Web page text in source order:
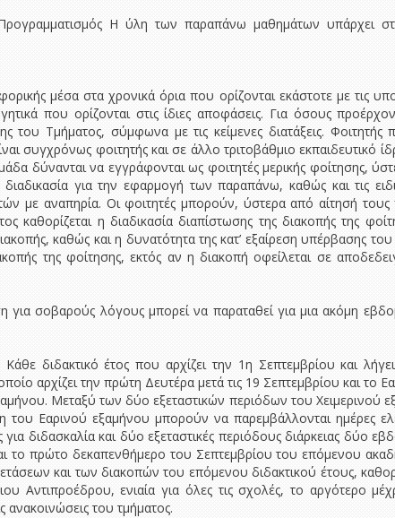
Η ύλη των παραπάνω μαθημάτων υπάρχει
μέσα στα χρονικά όρια που ορίζονται εκάστοτε με τις
που ορίζονται στις ίδιες αποφάσεις. Για όσους
του Τμήματος, σύμφωνα με τις κείμενες διατάξεις. Φοιτητής
συγχρόνως φοιτητής και σε άλλο τριτοβάθμιο εκπαιδευτικό
δύνανται να εγγράφονται ως φοιτητές μερικής φοίτησης,
για την εφαρμογή των παραπάνω, καθώς και τις
με αναπηρία. Οι φοιτητές μπορούν, ύστερα από αίτησή τους
η διαδικασία διαπίστωσης της διακοπής της
καθώς και η δυνατότητα της κατ’ εξαίρεση υπέρβασης
της φοίτησης, εκτός αν η διακοπή οφείλεται σε
για σοβαρούς λόγους μπορεί να παραταθεί για μια ακόμη
διδακτικό έτος που αρχίζει την 1η Σεπτεμβρίου και
αρχίζει την πρώτη Δευτέρα μετά τις 19 Σεπτεμβρίου και το
Μεταξύ των δύο εξεταστικών περιόδων του Χειμερινού
του Εαρινού εξαμήνου μπορούν να παρεμβάλλονται ημέρες
διδασκαλία και δύο εξεταστικές περιόδους διάρκειας δύο
το πρώτο δεκαπενθήμερο του Σεπτεμβρίου του επόμενου
και των διακοπών του επόμενου διδακτικού έτους,
ενιαία για όλες τις σχολές, το αργότερο
ανακοινώσεις του τμήματος.